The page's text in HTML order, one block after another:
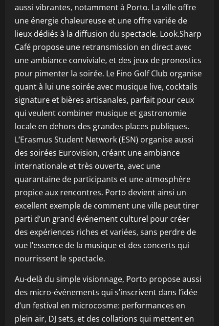
aussi vibrantes, notamment à Porto. La ville offre
une énergie chaleureuse et une offre variée de
lieux dédiés à la diffusion du spectacle. Look.Sharp
Café propose une retransmission en direct avec
une ambiance conviviale, et des jeux de pronostics
pour pimenter la soirée. Le Fino Golf Club organise
quant à lui une soirée avec musique live, cocktails
signature et bières artisanales, parfait pour ceux
qui veulent combiner musique et gastronomie
locale en dehors des grandes places publiques.
L’Erasmus Student Network (ESN) organise aussi
des soirées Eurovision, créant une ambiance
internationale et très ouverte, avec une
quarantaine de participants et une atmosphère
propice aux rencontres. Porto devient ainsi un
excellent exemple de comment une ville peut tirer
parti d’un grand événement culturel pour créer
des expériences riches et variées, sans perdre de
vue l’essence de la musique et des concerts qui
nourrissent le spectacle.
Au-delà du simple visionnage, Porto propose aussi
des micro-événements qui s’inscrivent dans l’idée
d’un festival en microcosme: performances en
plein air, DJ sets, et des collations qui mettent en